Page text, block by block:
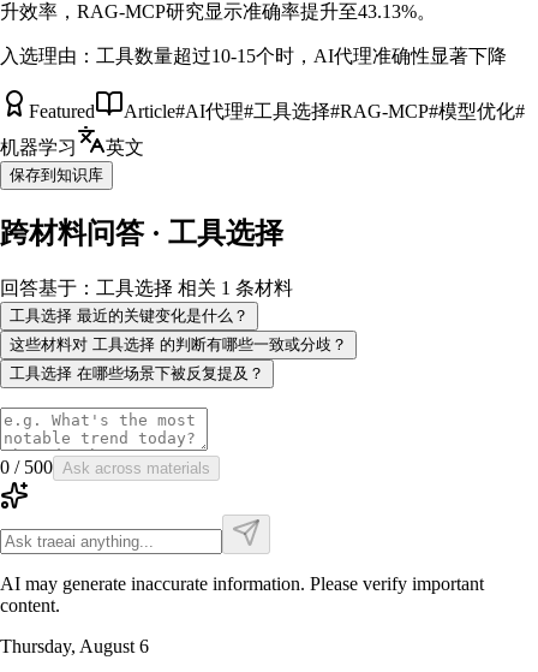
升效率，RAG-MCP研究显示准确率提升至43.13%。
入选理由： 工具数量超过10-15个时，AI代理准确性显著下降
Featured Article#AI代理#工具选择#RAG-MCP#模型优化#
机器学习
英文
保存到知识库
跨材料问答 · 工具选择
回答基于：工具选择 相关 1 条材料
工具选择 最近的关键变化是什么？
这些材料对 工具选择 的判断有哪些一致或分歧？
工具选择 在哪些场景下被反复提及？
0 / 500 Ask across materials
AI may generate inaccurate information. Please verify important
content.
Thursday, August 6